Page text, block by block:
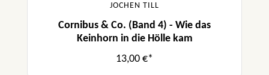
JOCHEN TILL
Cornibus & Co. (Band 4) - Wie das
Keinhorn in die Hölle kam
13,00 €*